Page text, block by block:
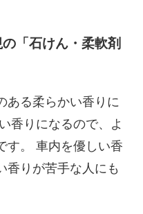
「石けん・柔軟剤
ある柔らかい香りに
香りになるので、よ
す。 車内を優しい香
香りが苦手な人にも